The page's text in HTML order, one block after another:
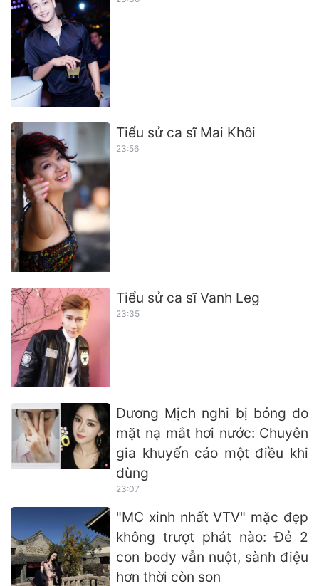
Tiểu sử ca sĩ Mai Khôi
23:56
Tiểu sử ca sĩ Vanh Leg
23:35
Dương Mịch nghi bị bỏng do
mặt nạ mắt hơi nước: Chuyên
gia khuyến cáo một điều khi
dùng
23:07
"MC xinh nhất VTV" mặc đẹp
không trượt phát nào: Đẻ 2
con body vẫn nuột, sành điệu
hơn thời còn son